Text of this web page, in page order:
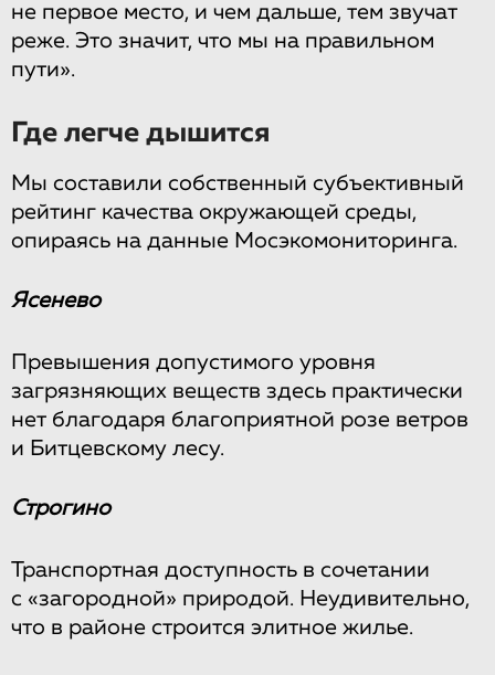
не первое место, и чем дальше, тем звучат
реже. Это значит, что мы на правильном
пути».
Где легче дышится
Мы составили собственный субъективный
рейтинг качества окружающей среды,
опираясь на данные Мосэкомониторинга.
Ясенево
Превышения допустимого уровня
загрязняющих веществ здесь практически
нет благодаря благоприятной розе ветров
и Битцевскому лесу.
Строгино
Транспортная доступность в сочетании
с «загородной» природой. Неудивительно,
что в районе строится элитное жилье.